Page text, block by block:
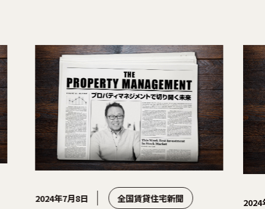
2024年7月8日 全国賃貸住宅新聞 2024年4